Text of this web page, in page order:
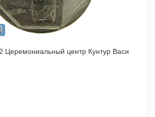
Церемониальный центр Кунтур Васи